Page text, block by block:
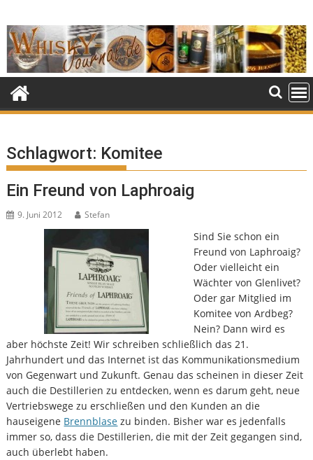
to
content
Schlagwort: Komitee
Ein Freund von Laphroaig
9. Juni 2012 Stefan
Sind Sie schon ein
Freund von Laphroaig?
Oder vielleicht ein
Wächter von Glenlivet?
Oder gar Mitglied im
Komitee von Ardbeg?
Nein? Dann wird es
aber höchste Zeit! Wir schreiben schließlich das 21.
Jahrhundert und das Internet ist das Kommunikationsmedium
von Gegenwart und Zukunft. Genau das scheinen in dieser Zeit
auch die Destillerien zu entdecken, wenn es darum geht, neue
Vertriebswege zu erschließen und den Kunden an die
hauseigene Brennblase zu binden. Bisher war es jedenfalls
immer so, dass die Destillerien, die mit der Zeit gegangen sind,
auch überlebt haben.